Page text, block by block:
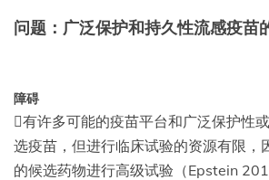
问题：广泛保护和持久性流感疫苗
障碍
有许多可能的疫苗平台和广泛保护性
选疫苗，但进行临床试验的资源有限，
的候选药物进行高级试验（Epstein